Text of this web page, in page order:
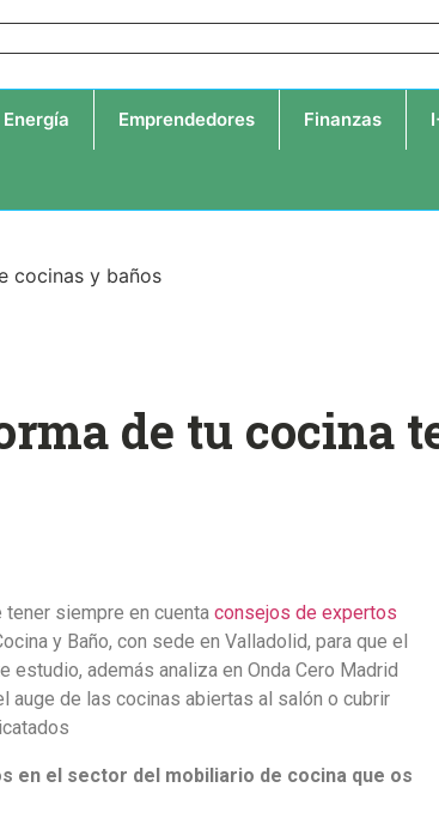
Energía Emprendedores Finanzas
de tu cocina
tener siempre en cuenta consejos de expertos
y Baño, con sede en Valladolid, para que el
estudio, además analiza en Onda Cero Madrid
auge de las cocinas abiertas al salón o cubrir
en el sector del mobiliario de cocina que os